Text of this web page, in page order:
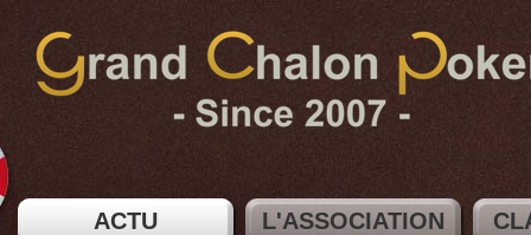
ACTU L'ASSOCIATION